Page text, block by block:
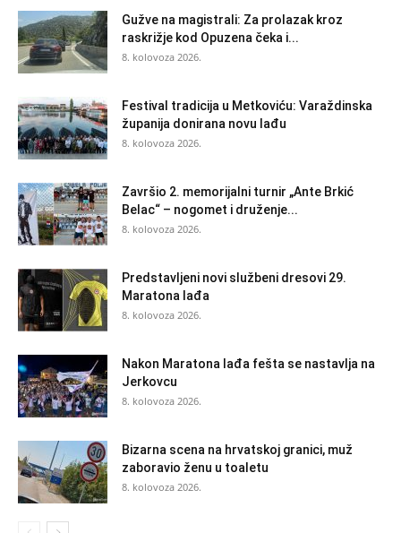
Gužve na magistrali: Za prolazak kroz
raskrižje kod Opuzena čeka i...
8. kolovoza 2026.
Festival tradicija u Metkoviću: Varaždinska
županija donirana novu lađu
8. kolovoza 2026.
Završio 2. memorijalni turnir „Ante Brkić
Belac“ – nogomet i druženje...
8. kolovoza 2026.
Predstavljeni novi službeni dresovi 29.
Maratona lađa
8. kolovoza 2026.
Nakon Maratona lađa fešta se nastavlja na
Jerkovcu
8. kolovoza 2026.
Bizarna scena na hrvatskoj granici, muž
zaboravio ženu u toaletu
8. kolovoza 2026.